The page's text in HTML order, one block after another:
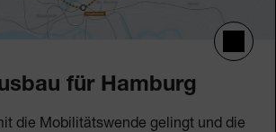
für Hamburg
die Mobilitätswende gelingt und die